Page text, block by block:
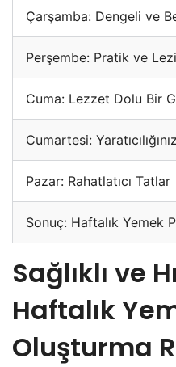
Çarşamba: Dengeli ve
Perşembe: Pratik ve
Cuma: Lezzet Dolu Bir
Cumartesi:
Pazar: Rahatlatıcı Tatlar
Sonuç: Haftalık Yemek
Sağlıklı ve
Haftalık
Oluşturma